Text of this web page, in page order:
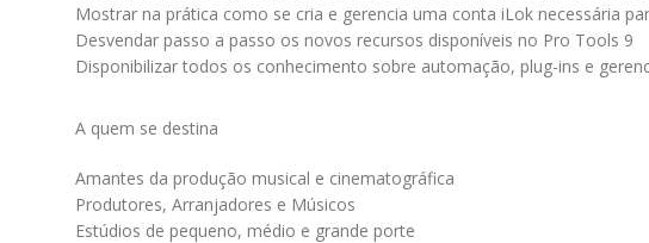
Mostrar na prática como se cria e gerencia uma conta iLok necessária
Desvendar passo a passo os novos recursos disponíveis no Pro Tools 9
Disponibilizar todos os conhecimento sobre automação, plug-ins e
A quem se destina
Amantes da produção musical e cinematográfica
Produtores, Arranjadores e Músicos
Estúdios de pequeno, médio e grande porte